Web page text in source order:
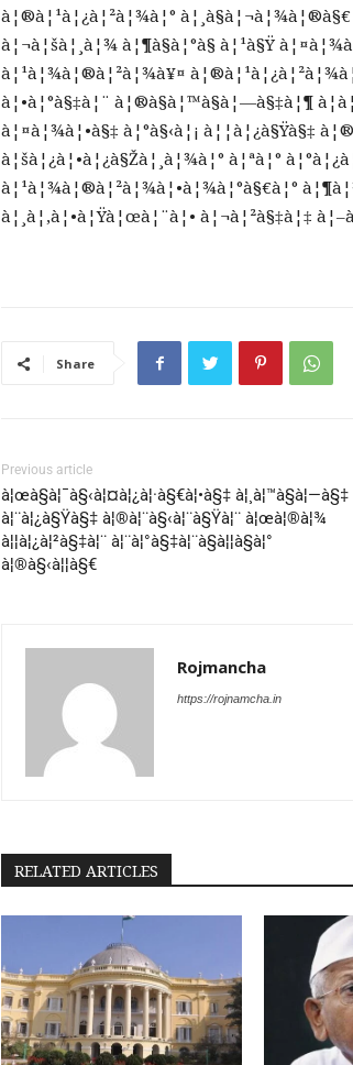
à¦®à¦¹à¦¿à¦²à¦¾à¦°
à¦¬à¦šà¦¸à¦¾ à¦¶à§à¦°à§ à¦¹à§Ÿ
à¦¹à¦¾à¦®à¦²à¦¾à¥¤
à¦•à¦°à§‡à¦¨ à¦®à§à¦™à§à¦—à§‡à¦¶
à¦¤à¦¾à¦•à§‡ à¦°à§‹à¦¡ à¦¦à¦¿à§Ÿà§‡
à¦šà¦¿à¦•à¦¿à§Žà¦¸à¦¾à¦° à¦ªà¦°
à¦¹à¦¾à¦®à¦²à¦¾à¦•à¦¾à¦°à§€à¦°
à¦¸à¦‚à¦•à¦Ÿà¦œà¦¨à¦• à¦¬à¦²à§‡à¦‡
Share
Previous article
à¦œà§à¦¯à§‹à¦¤à¦¿à¦·à§€à¦•à§‡ à¦¸à¦™à§à¦—à§‡
à¦¨à¦¿à§Ÿà§‡ à¦®à¦¨à§‹à¦¨à§Ÿà¦¨ à¦œà¦®à¦¾
à¦¦à¦¿à¦²à§‡à¦¨ à¦¨à¦°à§‡à¦¨à§à¦¦à§à¦°
à¦®à§‹à¦¦à§€
Rojmancha
https://rojnamcha.in
RELATED ARTICLES